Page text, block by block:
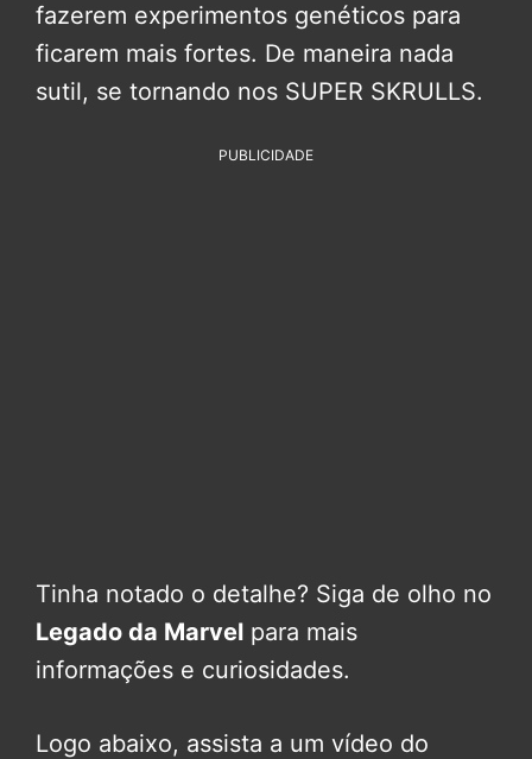
fazerem experimentos genéticos para
ficarem mais fortes. De maneira nada
sutil, se tornando nos SUPER SKRULLS.
PUBLICIDADE
Tinha notado o detalhe? Siga de olho no
Legado da Marvel para mais
informações e curiosidades.
Logo abaixo, assista a um vídeo do